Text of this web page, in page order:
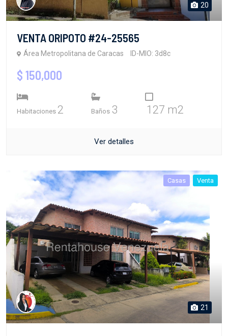
20
VENTA ORIPOTO #24-25565
Área Metropolitana de Caracas ID-MIO: 3d8c
$ 150,000
Habitaciones 2 Baños 3 127 m2
Ver detalles
Casas Venta
21